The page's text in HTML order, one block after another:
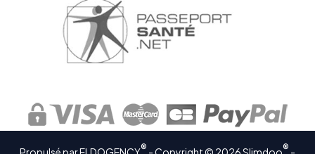
Propulsé par ELDOGENCY® - Copyright © 2026 Slimdoo® -